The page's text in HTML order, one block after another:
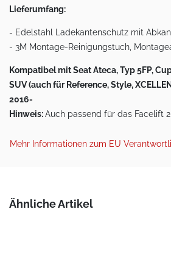
Lieferumfang:
- Edelstahl Ladekantenschutz mit
- 3M Montage-Reinigungstuch,
Kompatibel mit Seat Ateca, Typ 5FP,
SUV (auch für Reference, Style,
2016-
Hinweis:Auch passend für das Facelift
Mehr Informationen zum EU
Ähnliche Artikel